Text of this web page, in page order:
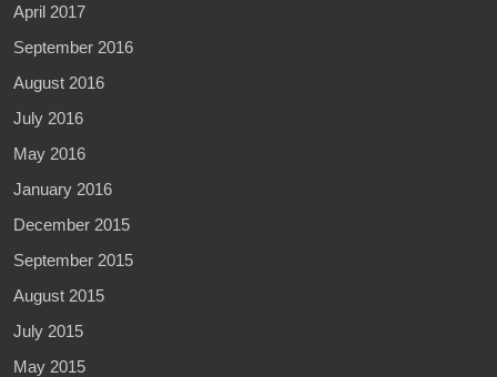
April 2017
September 2016
August 2016
July 2016
May 2016
January 2016
December 2015
September 2015
August 2015
July 2015
May 2015